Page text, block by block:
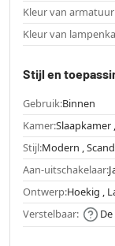
Kleur van
Kleur van
Stijl en
Gebruik:Binnen
Kamer:Slaapkamer
Stijl:Modern ,
Aan-uitschakelaar:
Ontwerp:Hoekig ,
Verstelbaar: